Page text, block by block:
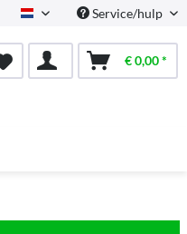
Dutch Service/hulp
€ 0,00 *